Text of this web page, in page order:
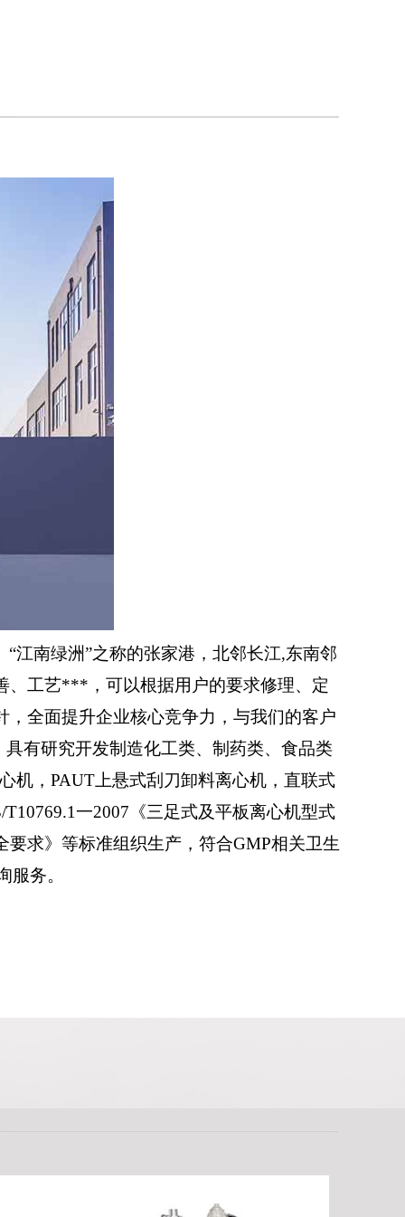
南绿洲”之称的张家港，北邻长江,东南邻
、工艺***，可以根据用户的要求修理、定
全面提升企业核心竞争力，与我们的客户
有研究开发制造化工类、制药类、食品类
机，PAUT上悬式刮刀卸料离心机，直联式
一2007《三足式及平板离心机型式
要求》等标准组织生产，符合GMP相关卫生
务。